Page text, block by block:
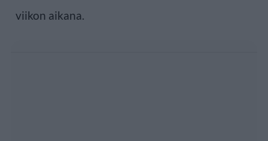
viikon aikana.